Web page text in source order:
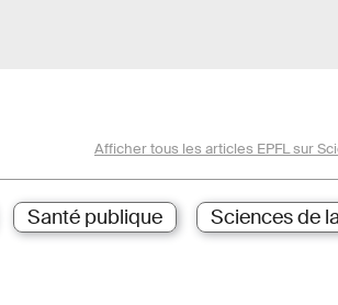
Afficher tous les articles EPFL sur
Santé publique Sciences de